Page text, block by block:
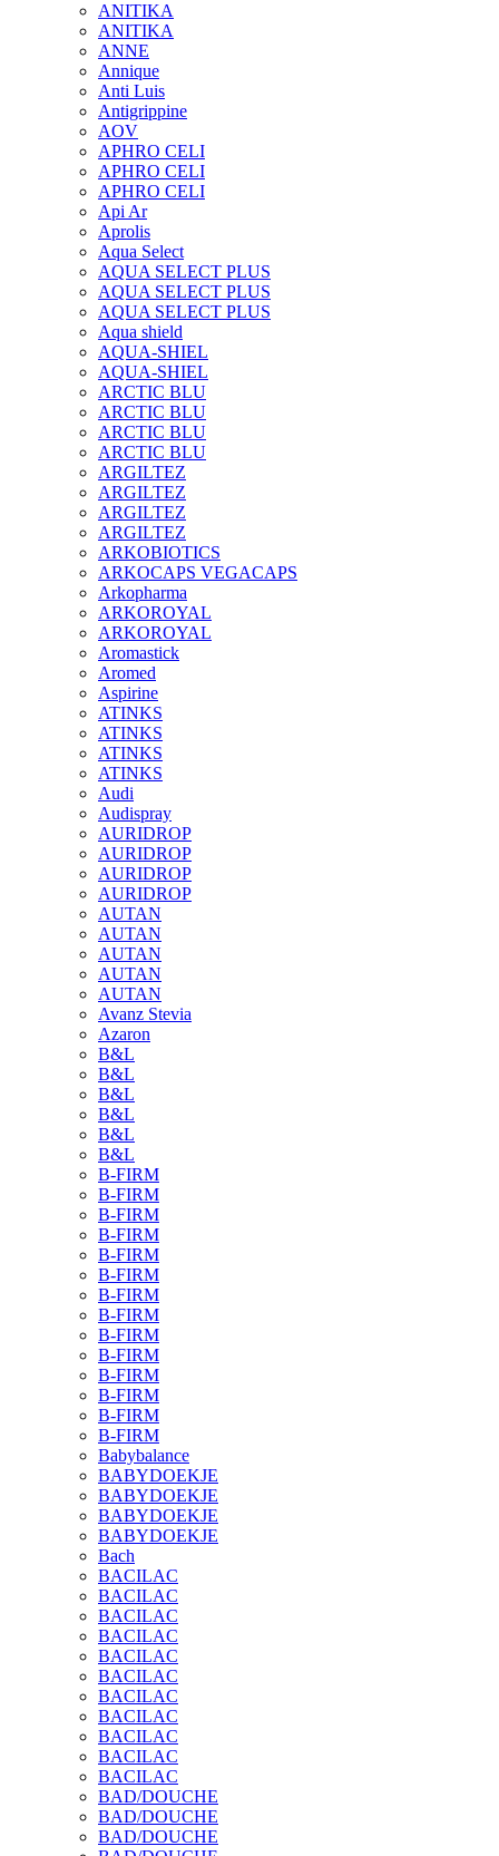
ANITIKA
ANITIKA
ANNE
Annique
Anti Luis
Antigrippine
AOV
APHRO CELI
APHRO CELI
APHRO CELI
Api Ar
Aprolis
Aqua Select
AQUA SELECT PLUS
AQUA SELECT PLUS
AQUA SELECT PLUS
Aqua shield
AQUA-SHIEL
AQUA-SHIEL
ARCTIC BLU
ARCTIC BLU
ARCTIC BLU
ARCTIC BLU
ARGILTEZ
ARGILTEZ
ARGILTEZ
ARGILTEZ
ARKOBIOTICS
ARKOCAPS VEGACAPS
Arkopharma
ARKOROYAL
ARKOROYAL
Aromastick
Aromed
Aspirine
ATINKS
ATINKS
ATINKS
ATINKS
Audi
Audispray
AURIDROP
AURIDROP
AURIDROP
AURIDROP
AUTAN
AUTAN
AUTAN
AUTAN
AUTAN
Avanz Stevia
Azaron
B&L
B&L
B&L
B&L
B&L
B&L
B-FIRM
B-FIRM
B-FIRM
B-FIRM
B-FIRM
B-FIRM
B-FIRM
B-FIRM
B-FIRM
B-FIRM
B-FIRM
B-FIRM
B-FIRM
B-FIRM
Babybalance
BABYDOEKJE
BABYDOEKJE
BABYDOEKJE
BABYDOEKJE
Bach
BACILAC
BACILAC
BACILAC
BACILAC
BACILAC
BACILAC
BACILAC
BACILAC
BACILAC
BACILAC
BACILAC
BAD/DOUCHE
BAD/DOUCHE
BAD/DOUCHE